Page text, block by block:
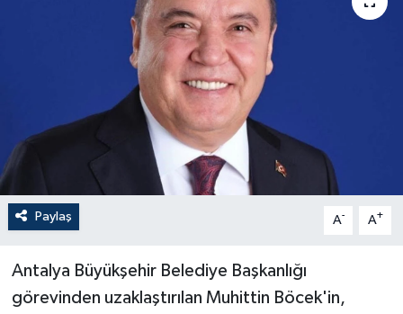
Paylaş A- A+
Antalya Büyükşehir Belediye Başkanlığı
görevinden uzaklaştırılan Muhittin Böcek'in,